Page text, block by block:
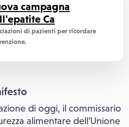
campagna
Ca
di pazienti per ricordare
di oggi, il commissario
alimentare dell’Unione